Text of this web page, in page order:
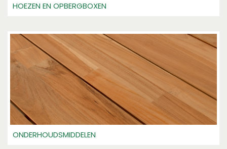
HOEZEN EN OPBERGBOXEN
ONDERHOUDSMIDDELEN